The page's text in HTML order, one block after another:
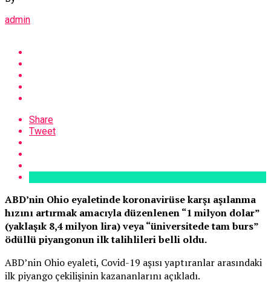
admin
Share
Tweet
ABD’nin Ohio eyaletinde koronavirüse karşı aşılanma
hızını artırmak amacıyla düzenlenen “1 milyon dolar”
(yaklaşık 8,4 milyon lira) veya “üniversitede tam burs”
ödüllü piyangonun ilk talihlileri belli oldu.
ABD’nin Ohio eyaleti, Covid-19 aşısı yaptıranlar arasındaki
ilk piyango çekilişinin kazananlarını açıkladı.